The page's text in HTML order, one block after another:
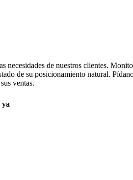
de nuestros clientes.
de su posicionamiento natural.
ventas.
ya